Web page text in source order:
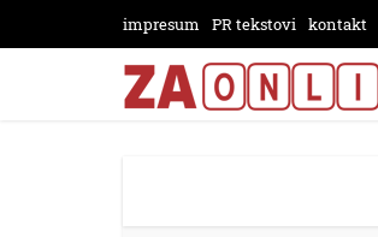
impresum PR tekstovi kontakt